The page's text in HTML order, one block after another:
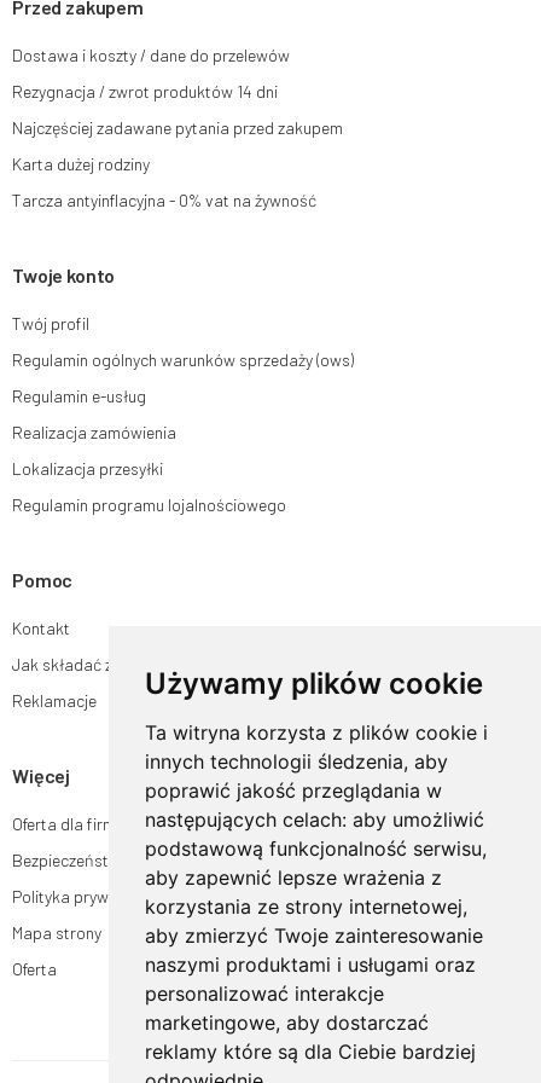
Używamy plików cookie
Ta witryna korzysta z plików cookie i
innych technologii śledzenia, aby
poprawić jakość przeglądania w
następujących celach: aby umożliwić
podstawową funkcjonalność serwisu,
aby zapewnić lepsze wrażenia z
korzystania ze strony internetowej,
aby zmierzyć Twoje zainteresowanie
naszymi produktami i usługami oraz
personalizować interakcje
marketingowe, aby dostarczać
reklamy które są dla Ciebie bardziej
dokonano na podstawie zgody przed jej cofnięciem. W tym celu możesz
e-mail lub pisemnie na adres siedziby.
Więcej informacji:www.mouton.pl/ODO
Przed zakupem
Dostawa i koszty / dane do przelewów
Rezygnacja / zwrot produktów 14 dni
Najczęściej zadawane pytania przed zakupem
Karta dużej rodziny
Tarcza antyinflacyjna - 0% vat na żywność
Twoje konto
Twój profil
Regulamin ogólnych warunków sprzedaży (ows)
Regulamin e-usług
Realizacja zamówienia
Lokalizacja przesyłki
Regulamin programu lojalnościowego
Pomoc
Kontakt
Jak składać zamówienia w sklepie ogrodyhildegardy.pl?
Reklamacje
Więcej
Oferta dla firm
Bezpieczeństwo płatności
Polityka prywatności
Mapa strony
Oferta